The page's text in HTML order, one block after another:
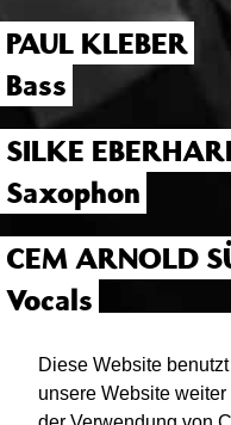
Diese Website
unsere Website
PAUL KLEBER
Bass
SILKE
Saxophon
CEM ARNOLD
Vocals
BENNY GLASS
Drums